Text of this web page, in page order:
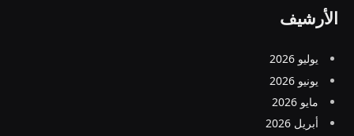
الأرشيف
يوليو 2026
يونيو 2026
مايو 2026
أبريل 2026